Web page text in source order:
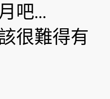
吧…
很難得有